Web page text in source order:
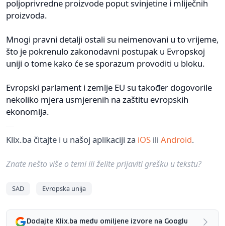
poljoprivredne proizvode poput svinjetine i mliječnih
proizvoda.
Mnogi pravni detalji ostali su neimenovani u to vrijeme,
što je pokrenulo zakonodavni postupak u Evropskoj
uniji o tome kako će se sporazum provoditi u bloku.
Evropski parlament i zemlje EU su također dogovorile
nekoliko mjera usmjerenih na zaštitu evropskih
ekonomija.
Klix.ba čitajte i u našoj aplikaciji za iOS ili Android.
Znate nešto više o temi ili želite prijaviti grešku u tekstu?
SAD Evropska unija
Dodajte Klix.ba među omiljene izvore na Googlu